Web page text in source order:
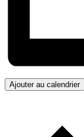
Ajouter au calendrier